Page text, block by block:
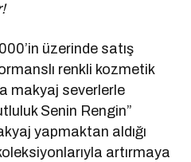
üzerinde satış
renkli kozmetik
makyaj severlerle
Senin Rengin”
yapmaktan aldığı
artırmaya